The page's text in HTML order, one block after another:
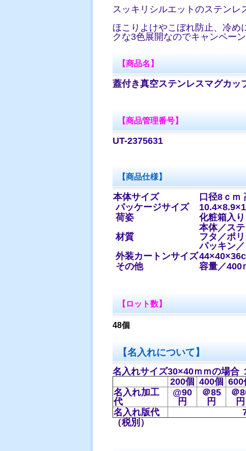
スッキリシルエットのステンレ
ほこりよけやこぼれ防止、冷め
クな3色展開なのでキャンペー
【商品名】
蓋付き真空ステンレスマグカッ
【商品管理番号】
UT-2375631
【商品仕様】
本体サイズ
口径8ｃｍ
パッケージサイズ
荷姿
化粧箱入り
材質
本体／ス
フタ／ポ
パッキン
外装カートンサイズ
その他
容量／400
【ロット数】
48個
【名入れについて】
名入れサイズ30×40ｍｍの場合
200個 400個 600
名入れ加工
代
@90
円
＠85
円
＠
円
名入れ版代
（税別）